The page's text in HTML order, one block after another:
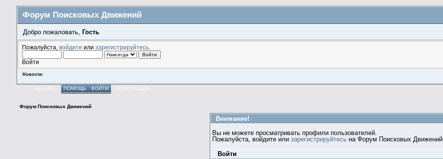
Форум Поисковых Движений
Добро пожаловать, Гость
Пожалуйста, войдите или зарегистрируйтесь.
Войти
Новости:
НАЧАЛО ПОМОЩЬ ВОЙТИ РЕГИСТРАЦИЯ
Форум Поисковых Движений
Внимание!
Вы не можете просматривать профили пользователей.
Пожалуйста, войдите илизарегистрируйтесь на Форум Поисковых Движений.
Войти